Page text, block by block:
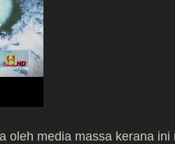
oleh media massa kerana ini